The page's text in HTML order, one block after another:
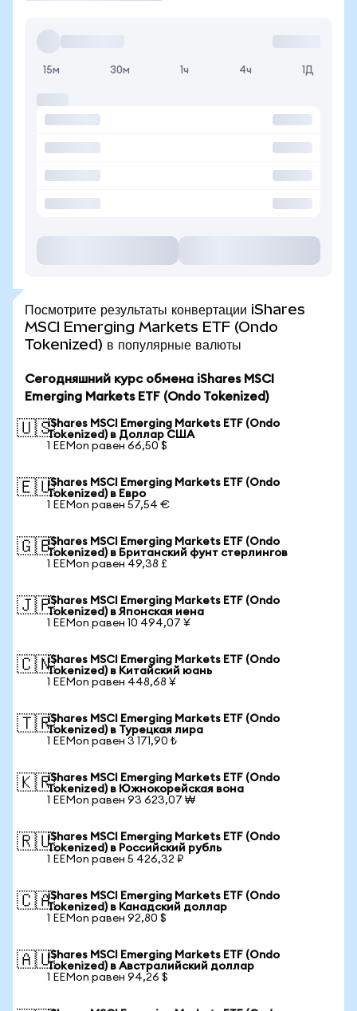
15м 30м 1ч 4ч 1Д
Посмотрите результаты конвертации iShares
MSCI Emerging Markets ETF (Ondo
Tokenized) в популярные валюты
Сегодняшний курс обмена iShares MSCI
Emerging Markets ETF (Ondo Tokenized)
🇺🇸iShares MSCI Emerging Markets ETF (Ondo
Tokenized) в Доллар США
1 EEMon равен 66,50 $
🇪🇺iShares MSCI Emerging Markets ETF (Ondo
Tokenized) в Евро
1 EEMon равен 57,54 €
🇬🇧iShares MSCI Emerging Markets ETF (Ondo
Tokenized) в Британский фунт стерлингов
1 EEMon равен 49,38 £
🇯🇵iShares MSCI Emerging Markets ETF (Ondo
Tokenized) в Японская иена
1 EEMon равен 10 494,07 ¥
🇨🇳iShares MSCI Emerging Markets ETF (Ondo
Tokenized) в Китайский юань
1 EEMon равен 448,68 ¥
🇹🇷iShares MSCI Emerging Markets ETF (Ondo
Tokenized) в Турецкая лира
1 EEMon равен 3 171,90 ₺
🇰🇷iShares MSCI Emerging Markets ETF (Ondo
Tokenized) в Южнокорейская вона
1 EEMon равен 93 623,07 ₩
🇷🇺iShares MSCI Emerging Markets ETF (Ondo
Tokenized) в Российский рубль
1 EEMon равен 5 426,32 ₽
🇨🇦iShares MSCI Emerging Markets ETF (Ondo
Tokenized) в Канадский доллар
1 EEMon равен 92,80 $
🇦🇺iShares MSCI Emerging Markets ETF (Ondo
Tokenized) в Австралийский доллар
1 EEMon равен 94,26 $